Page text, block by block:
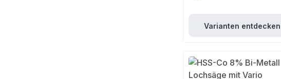
Varianten entdecken